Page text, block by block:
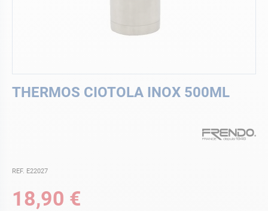
THERMOS CIOTOLA INOX 500ML
REF. E22027
18,90 €
all'inizio